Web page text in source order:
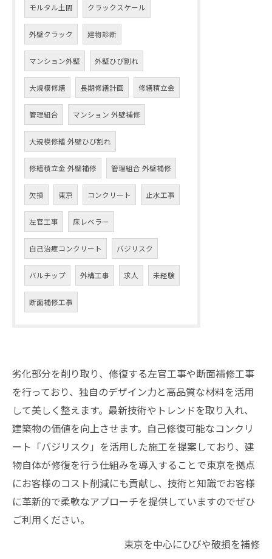
モルタル土間 クラックスケール
外壁クラック 建物診断
マンション外壁 外壁ひび割れ
大規模修繕 長期修繕計画 修繕積立金
管理組合 マンション 外壁補修
大規模修繕 外壁ひび割れ
修繕積立金 外壁補修 管理組合 外壁補修
欠損 東京 コンクリート 止水工事
左官工事 床レベラー
自己治癒コンクリート バジリスク
バルチップ 外構工事 求人 未経験
断面補修工事
劣化部分を削り取り、修復する左官工事や断面補修工事
を行っており、独自のデザイン力と高品質な材料を活用
して美しく整えます。最新技術やトレンドを取り入れ、
建築物の価値を向上させます。自己修復可能なコンクリ
ート「バジリスク」を活用した施工を提案しており、建
物自体が修復を行う仕組みを導入することで東京を拠点
にお客様のコスト削減にも貢献し、技術と知識でお客様
に革新的で柔軟なアプローチを提供していますのでぜひ
ご利用ください。
東京を中心にひびや破損を補修